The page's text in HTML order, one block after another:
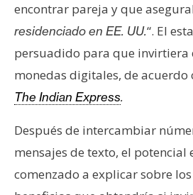
R
e
c
u
r
s
s
encontrar pareja y que
residenciado en EE. UU.“. El
persuadido para que invirtiera
monedas digitales, de acuerdo
The Indian Express.
Después de intercambiar
mensajes de texto, el potencial
comenzado a explicar sobre